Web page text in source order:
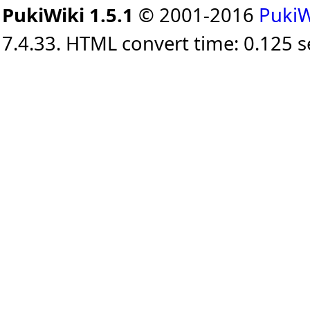
PukiWiki 1.5.1 © 2001-2016
7.4.33. HTML convert time: 0.125